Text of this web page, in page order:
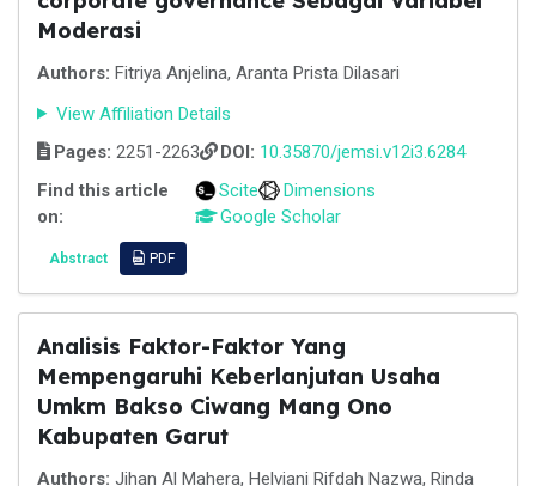
Moderasi
Authors: Fitriya Anjelina, Aranta Prista Dilasari
View Affiliation Details
Pages: 2251-2263 DOI: 10.35870/jemsi.v12i3.6284
Find this article
on:
Scite
Dimensions
Google Scholar
Abstract PDF
Analisis Faktor-Faktor Yang
Mempengaruhi Keberlanjutan Usaha
Umkm Bakso Ciwang Mang Ono
Kabupaten Garut
Authors: Jihan Al Mahera, Helviani Rifdah Nazwa, Rinda